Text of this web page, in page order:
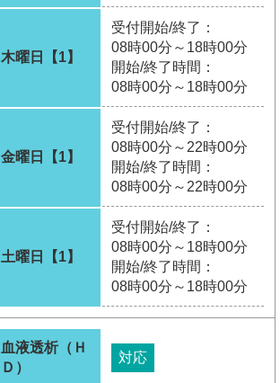
木曜日【1】
受付開始/終了：
08時00分～18時00分
開始/終了時間：
08時00分～18時00分
金曜日【1】
受付開始/終了：
08時00分～22時00分
開始/終了時間：
08時00分～22時00分
土曜日【1】
受付開始/終了：
08時00分～18時00分
開始/終了時間：
08時00分～18時00分
血液透析（Ｈ
Ｄ）
対応